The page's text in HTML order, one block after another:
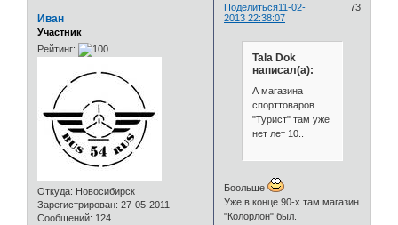
Поделиться 73
11-02-
2013 22:38:07
Иван
Участник
Рейтинг:
Откуда: Новосибирск
Зарегистрирован: 27-05-2011
Сообщений: 124
Tala Dok
написал(а):
А магазина
спорттоваров
"Турист" там уже
нет лет 10..
Боольше
Уже в конце 90-х там магазин
"Колорлон" был.